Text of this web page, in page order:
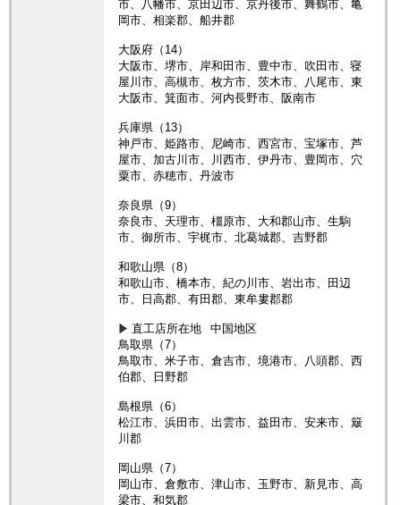
市、八幡市、京田辺市、京丹後市、舞鶴市、亀
岡市、相楽郡、船井郡
大阪府（14）
大阪市、堺市、岸和田市、豊中市、吹田市、寝
屋川市、高槻市、枚方市、茨木市、八尾市、東
大阪市、箕面市、河内長野市、阪南市
兵庫県（13）
神戸市、姫路市、尼崎市、西宮市、宝塚市、芦
屋市、加古川市、川西市、伊丹市、豊岡市、穴
粟市、赤穂市、丹波市
奈良県（9）
奈良市、天理市、橿原市、大和郡山市、生駒
市、御所市、宇梶市、北葛城郡、吉野郡
和歌山県（8）
和歌山市、橋本市、紀の川市、岩出市、田辺
市、日高郡、有田郡、東牟婁郡郡
直工店所在地
中国地区
鳥取県（7）
鳥取市、米子市、倉吉市、境港市、八頭郡、西
伯郡、日野郡
島根県（6）
松江市、浜田市、出雲市、益田市、安来市、簸
川郡
岡山県（7）
岡山市、倉敷市、津山市、玉野市、新見市、高
梁市、和気郡